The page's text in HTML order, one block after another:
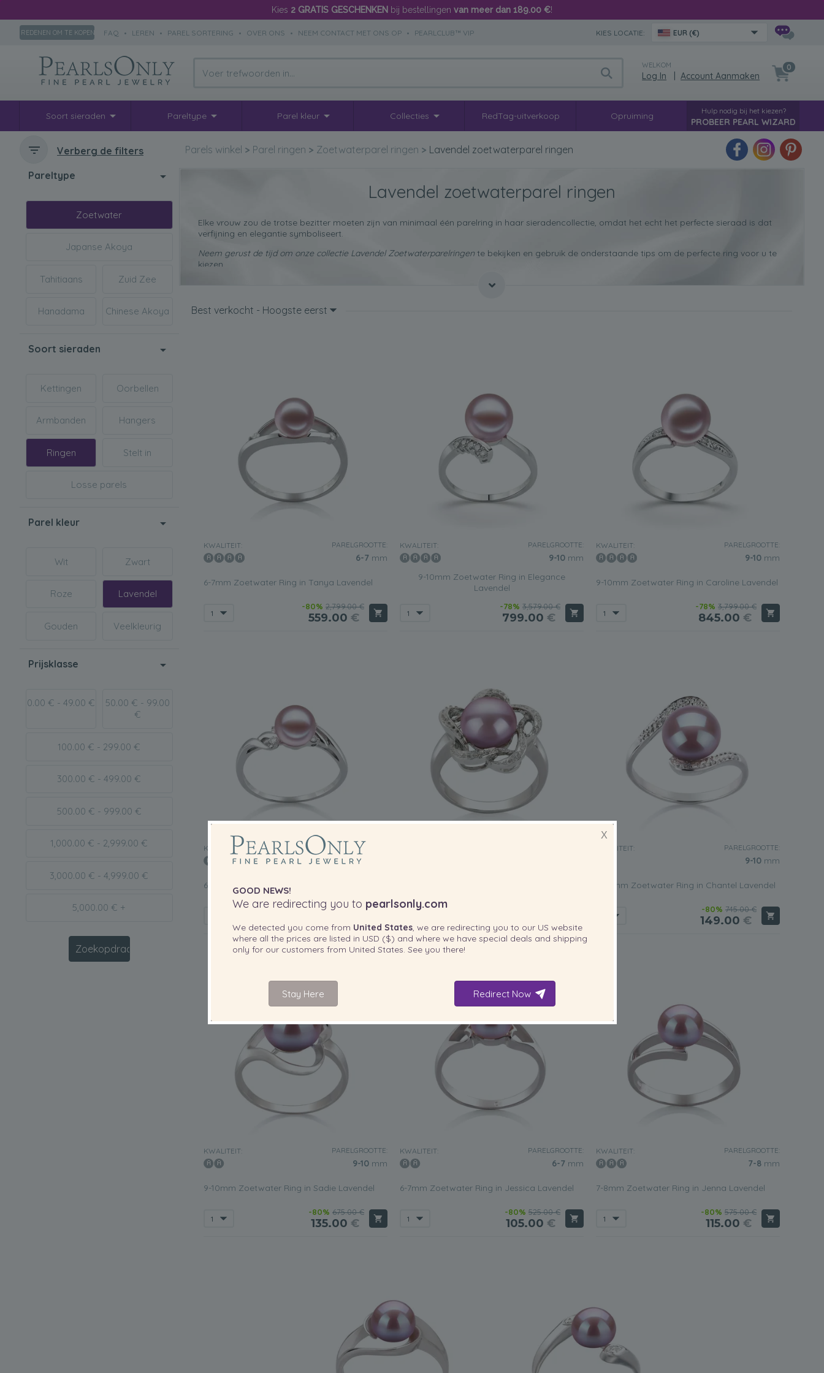
Kies 2 GRATIS GESCHENKEN bij bestellingen van meer dan 189.00 €!
REDENEN OM TE KOPEN FAQ • LEREN • PAREL SORTERING • OVER ONS • NEEM CONTACT MET ONS OP • PEARLCLUB™ VIP KIES LOCATIE: EUR (€)
WELKOM
Log In |Account Aanmaken
0
Soort sieraden Pareltype Parel kleur Collecties RedTag-uitverkoop Opruiming Hulp nodig bij het kiezen?
PROBEER PEARL WIZARD
Pareltype
Zoetwater
Japanse Akoya
Tahitiaans Zuid Zee
Hanadama Chinese Akoya
Soort sieraden
Kettingen Oorbellen
Armbanden Hangers
Ringen Stelt in
Losse parels
Parel kleur
Wit Zwart
Roze Lavendel
Gouden Veelkleurig
Prijsklasse
0.00 € - 49.00 €
50.00 € - 99.00
€
100.00 € - 299.00 €
300.00 € - 499.00 €
500.00 € - 999.00 €
1,000.00 € - 2,999.00 €
3,000.00 € - 4,999.00 €
5,000.00 € +
Verberg de filters Parels winkel > Parel ringen > Zoetwaterparel ringen > Lavendel zoetwaterparel ringen
Lavendel zoetwaterparel ringen
Elke vrouw zou de trotse bezitter moeten zijn van minimaal één parelring in haar sieradencollectie, omdat het echt het perfecte sieraad is dat
verfijning en elegantie symboliseert.
Neem gerust de tijd om onze collectie Lavendel Zoetwaterparelringen te bekijken en gebruik de onderstaande tips om de perfecte ring voor u te
kiezen.
Alle parelringen hebben een zeer veelzijdig karakter, wat ze het perfecte cadeau maakt om iemand te geven bij elke gelegenheid. Bovendien, als
u de juiste soort Lavender Freshwater parelring hebt gekozen, zal het nog meer gewicht toevoegen aan het belang van het evenement vanwege
Wat is er beter dan je moeder op Moederdag zo'n prachtig sieraad te geven? Aan de ene kant (geen woordspeling bedoeld) zal het hun
charme en elegantie verder benadrukken, en aan de andere kant zal het helpen om hun speelse kant te laten zien. Dit is het perfecte cadeau om
je moeder echt te laten zien hoeveel je haar waardeert en wat ze allemaal voor je heeft gedaan toen je opgroeide.
Parels worden nu vaak geassocieerd met vrouwen die graag een sterke, onafhankelijke levensstijl leiden. Dit zou het ideale cadeau zijn om aan
uw dochter of kleindochter te geven wanneer ze afstuderen van school. Door het dragen van zo'n sieraad, zal het helpen om te laten zien hoe ze
zijn gegroeid van een jonge dame tot een jonge vrouw.
Lavender Freshwater parelringen
zijn geschikt voor vrouwen van alle leeftijden en elk exemplaar zal een prachtige gloed aan hun teint
Best verkocht - Hoogste eerst
KWALITEIT: PARELGROOTTE:
6-7 mm
6-7mm Zoetwater Ring in Tanya Lavendel
-80% 2,799.00 €
559.00 €
KWALITEIT: PARELGROOTTE:
9-10 mm
9-10mm Zoetwater Ring in Elegance
Lavendel
-78% 3,579.00 €
799.00 €
KWALITEIT: PARELGROOTTE:
9-10 mm
9-10mm Zoetwater Ring in Caroline Lavendel
-78% 3,799.00 €
845.00 €
KWALITEIT: PARELGROOTTE:
6-7
6-7mm Zoetwater Ring in Andrea Lavendel
-80% 2,919.00 €
KWALITEIT: PARELGROOTTE:
9-10 mm
9-10mm Zoetwater Ring in Chantel Lavendel
-80% 745.00 €
149.00 €
KWALITEIT: PARELGROOTTE:
9-10 mm
9-10mm Zoetwater Ring in Sadie Lavendel
-80% 675.00 €
135.00 €
KWALITEIT: PARELGROOTTE:
6-7 mm
6-7mm Zoetwater Ring in Jessica Lavendel
-80% 525.00 €
105.00 €
KWALITEIT: PARELGROOTTE:
7-8 mm
7-8mm Zoetwater Ring in Jenna Lavendel
-80% 575.00 €
115.00 €
X
GOOD NEWS!
We are redirecting you to pearlsonly.com
We detected you come from United States, we are redirecting you to our US website
where all the prices are listed in USD ($) and where we have special deals and shipping
only for our customers from United States. See you there!
Stay Here Redirect Now